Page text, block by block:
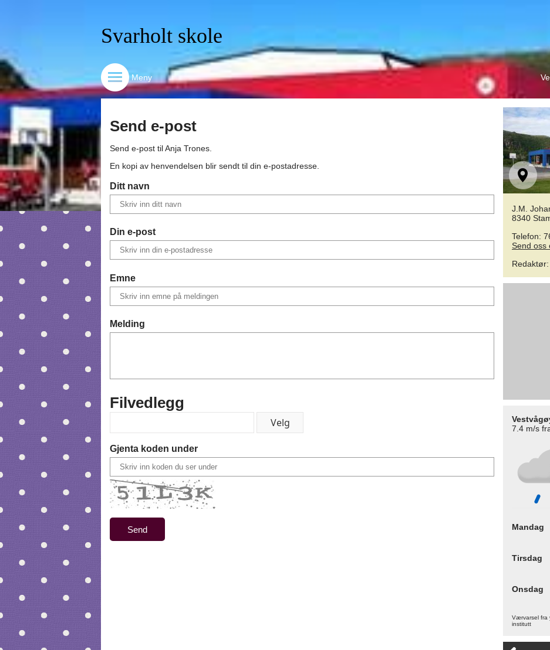
Svarholt skole
Meny
J.M.
8340
Telefon:
Send oss
Redaktør:
7.4 m/s
Mandag
Tirsdag
Onsdag
Værvarsel fra
institutt
Send e-post
Send e-post tilAnja Trones.
En kopi av henvendelsen blir sendt til din e-postadresse.
Ditt navn
Din e-post
Emne
Melding
Filvedlegg
Gjenta koden under